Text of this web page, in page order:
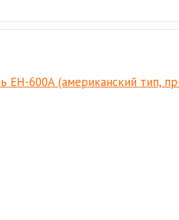
EH-600А (американский тип,